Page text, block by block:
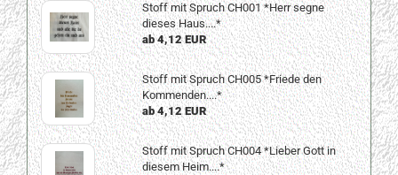
Stoff mit Spruch CH001 *Herr segne
dieses Haus....*
ab 4,12 EUR
Stoff mit Spruch CH005 *Friede den
Kommenden....*
ab 4,12 EUR
Stoff mit Spruch CH004 *Lieber Gott in
diesem Heim....*